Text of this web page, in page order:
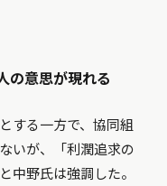
の意思が現れる
する一方で、協同組
いが、「利潤追求の
中野氏は強調した。